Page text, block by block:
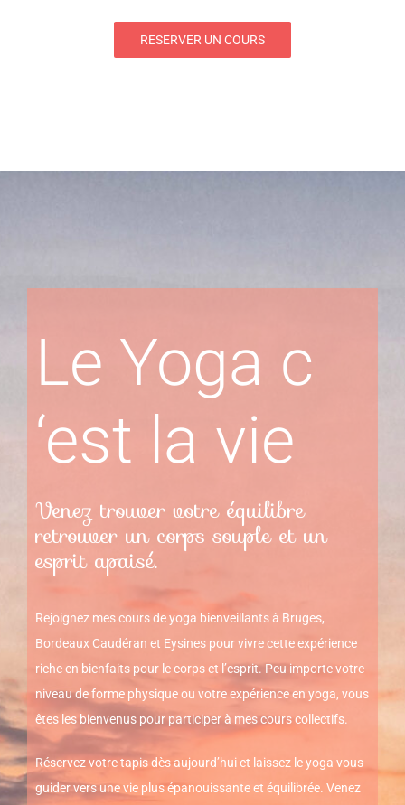
RESERVER UN COURS
Le Yoga c
‘est la vie
Venez trouver votre équilibre
retrouver un corps souple et un
esprit apaisé.
Rejoignez mes cours de yoga bienveillants à Bruges,
Bordeaux Caudéran et Eysines pour vivre cette expérience
riche en bienfaits pour le corps et l’esprit. Peu importe votre
niveau de forme physique ou votre expérience en yoga, vous
êtes les bienvenus pour participer à mes cours collectifs.
Réservez votre tapis dès aujourd’hui et laissez le yoga vous
guider vers une vie plus épanouissante et équilibrée. Venez